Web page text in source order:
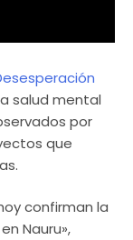
salud mental
por
que
confirman la
Nauru»,